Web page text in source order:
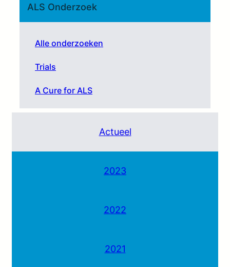
ALS Onderzoek
Alle onderzoeken
Trials
A Cure for ALS
Actueel
2023
2022
2021